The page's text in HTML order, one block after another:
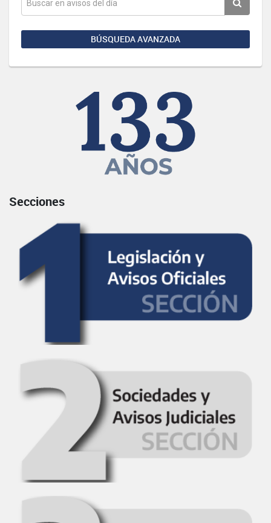
BÚSQUEDA AVANZADA
Secciones